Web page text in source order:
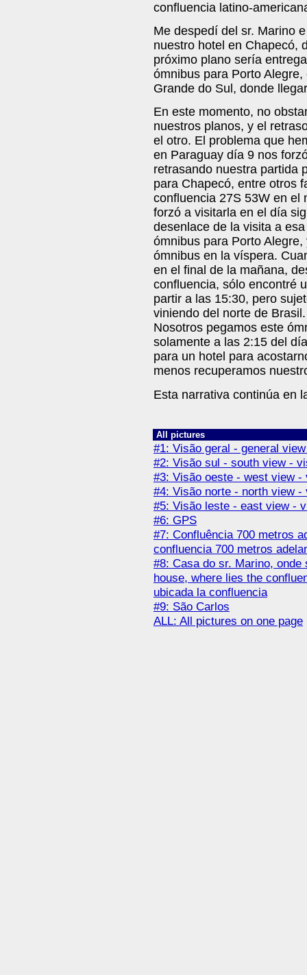
confluencia latino-
Me despedí del sr. Marino
nuestro hotel en Chapecó,
próximo plano sería
ómnibus para Porto
Grande do Sul, donde
En este momento, no
nuestros planos, y el
el otro. El problema que
en Paraguay día 9 nos
retrasando nuestra partida
para Chapecó, entre otros
confluencia 27S 53W en el
forzó a visitarla en el día
desenlace de la visita a
ómnibus para Porto
ómnibus en la víspera.
en el final de la mañana,
confluencia, sólo encontré
partir a las 15:30, pero
viniendo del norte de
Nosotros pegamos este
solamente a las 2:15 del
para un hotel para
menos recuperamos
Esta narrativa continúa en
All pictures
#1: Visão geral - general
#2: Visão sul - south view -
#3: Visão oeste - west view -
#4: Visão norte - north view -
#5: Visão leste - east view -
#6: GPS
#7: Confluência 700 metros
confluencia 700 metros
#8: Casa do sr. Marino,
house, where lies the
ubicada la confluencia
#9: São Carlos
ALL: All pictures on one page